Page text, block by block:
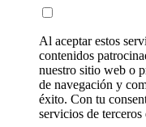
Al aceptar estos
contenidos
nuestro sitio web o
de navegación y
éxito. Con tu
servicios de